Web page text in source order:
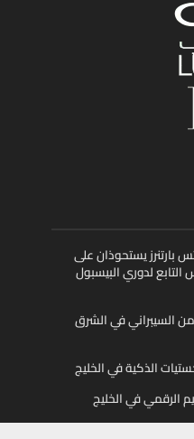
بارتنرز يستحوذان على
لدوري البيسبول
السيبراني في الشرق
الرقمي في الخليج